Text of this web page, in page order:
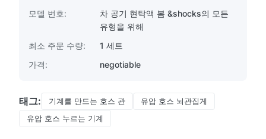
모델 번호:
차 공기 현탁액 봄 &shocks의 모든
유형을 위해
최소 주문 수량:
1 세트
가격:
negotiable
태그: 기계를 만드는 호스 관
유압 호스 뇌관집게
유압 호스 누르는 기계